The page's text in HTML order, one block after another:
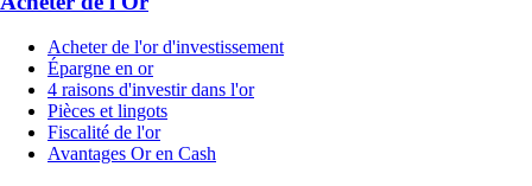
Acheter de l'or d'investissement
Épargne en or
4 raisons d'investir dans l'or
Pièces et lingots
Fiscalité de l'or
Avantages Or en Cash